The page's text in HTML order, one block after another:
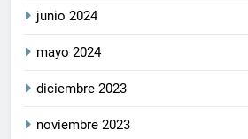
junio 2024
mayo 2024
diciembre 2023
noviembre 2023